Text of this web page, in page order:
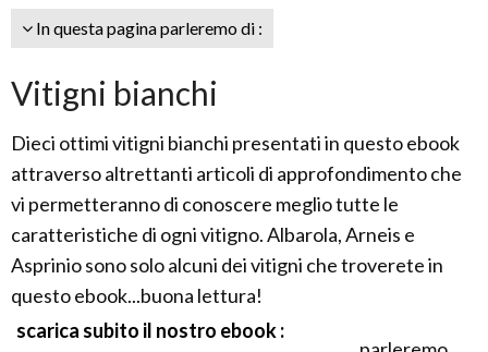
In questa pagina parleremo di :
Vitigni bianchi
Dieci ottimi vitigni bianchi presentati in questo ebook
attraverso altrettanti articoli di approfondimento che
vi permetteranno di conoscere meglio tutte le
caratteristiche di ogni vitigno. Albarola, Arneis e
Asprinio sono solo alcuni dei vitigni che troverete in
questo ebook...buona lettura!
scarica subito il nostro ebook :